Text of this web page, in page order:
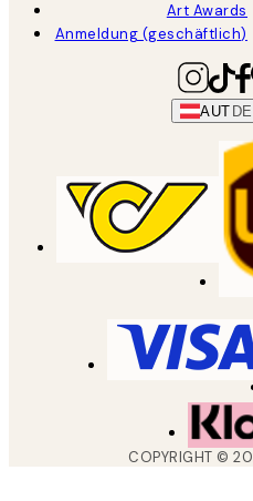
Art Awards
Anmeldung (geschäftlich)
AUT
COPYRIGHT ©